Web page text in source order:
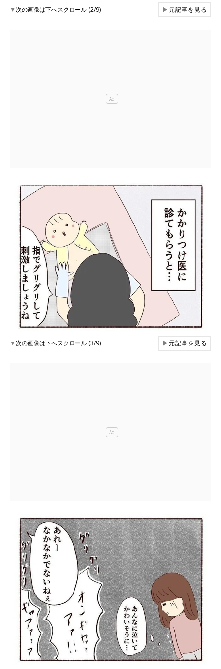
▼次の画像は下へスクロール (2/9) ▶元記事を見る
▼次の画像は下へスクロール (3/9) ▶元記事を見る